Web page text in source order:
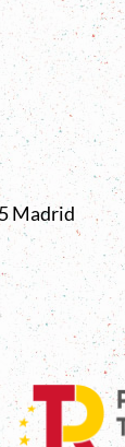
Madrid